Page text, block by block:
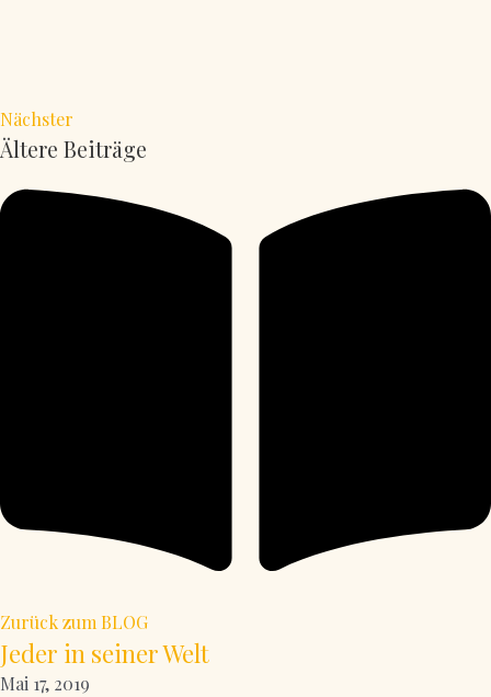
Nächster
Ältere Beiträge
Zurück zum BLOG
Jeder in seiner Welt
Mai 17, 2019